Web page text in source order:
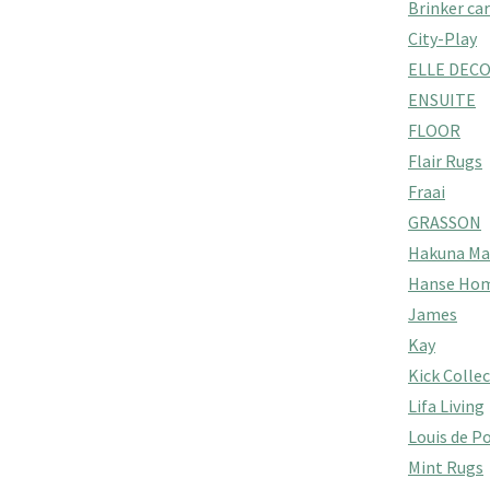
Brinker
City-Play
ELLE
ENSUITE
FLOOR
Flair Rugs
Fraai
GRASSON
Hakuna
Hanse
James
Kay
Kick
Lifa Living
Louis de
Mint Rugs